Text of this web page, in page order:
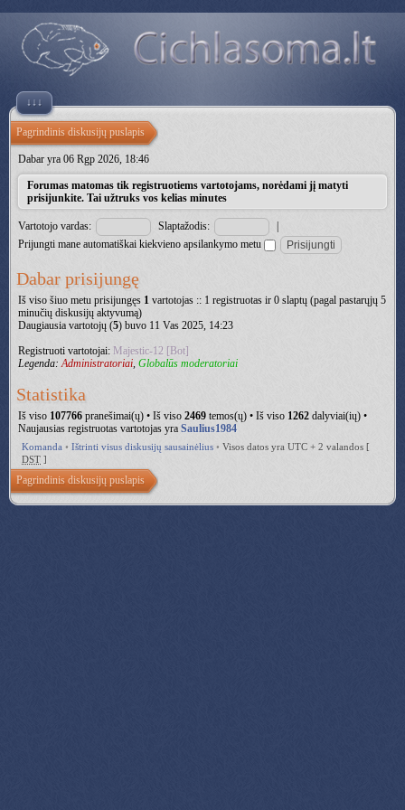
↓↓↓
Pagrindinis diskusijų puslapis
Dabar yra 06 Rgp 2026, 18:46
Forumas matomas tik registruotiems vartotojams, norėdami jį matyti
prisijunkite. Tai užtruks vos kelias minutes
Vartotojo vardas: Slaptažodis:
|
Prijungti mane automatiškai kiekvieno apsilankymo metu
Dabar prisijungę
Iš viso šiuo metu prisijungęs 1 vartotojas :: 1 registruotas ir 0 slaptų (pagal pastarųjų 5
minučių diskusijų aktyvumą)
Daugiausia vartotojų (5) buvo 11 Vas 2025, 14:23
Registruoti vartotojai: Majestic-12 [Bot]
Legenda:Administratoriai, Globalūs moderatoriai
Statistika
Iš viso 107766 pranešimai(ų) • Iš viso 2469 temos(ų) • Iš viso 1262 dalyviai(ių) •
Naujausias registruotas vartotojas yra Saulius1984
Komanda • Ištrinti visus diskusijų sausainėlius • Visos datos yra UTC + 2 valandos [
DST ]
Pagrindinis diskusijų puslapis